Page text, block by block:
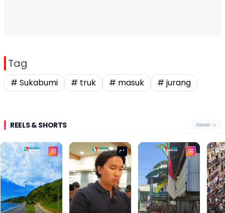
Tag
# Sukabumi # truk # masuk # jurang
REELS & SHORTS Geser